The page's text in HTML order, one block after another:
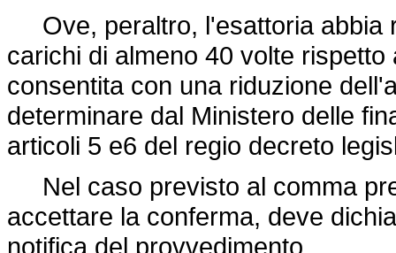
Ove, peraltro, l'esattoria abbia
carichi di almeno 40 volte
consentita con una riduzione
determinare dal Ministero delle
articoli 5 e6 del regio decreto
Nel caso previsto al comma
accettare la conferma, deve
notifica del provvedimento.